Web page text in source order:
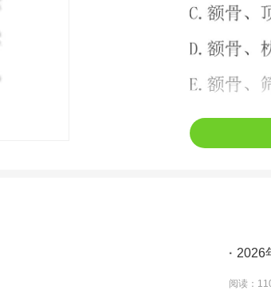
· 2026
阅读：